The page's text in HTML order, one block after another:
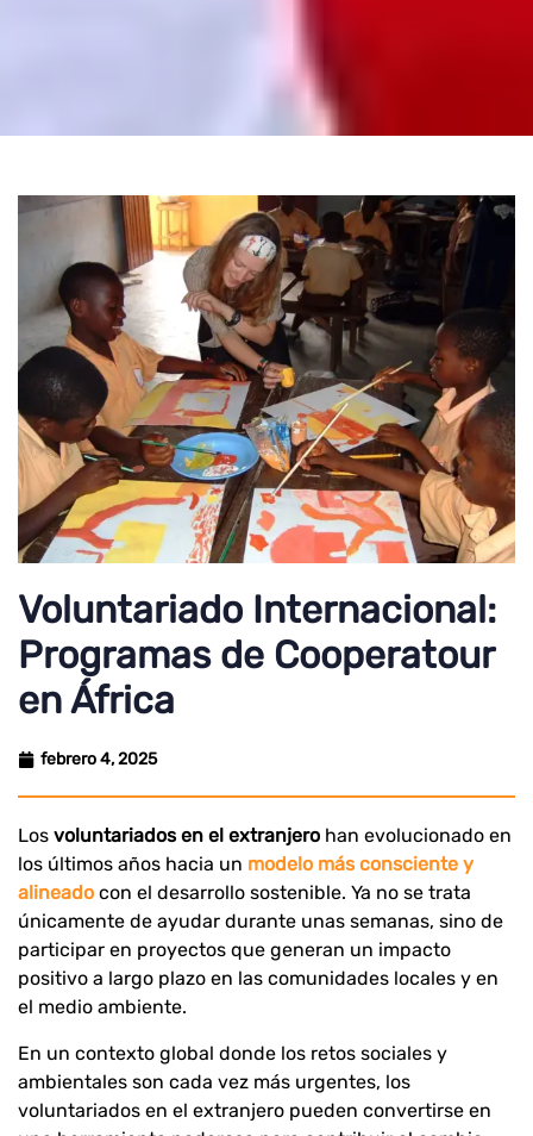
Voluntariado Internacional:
Programas de Cooperatour
en África
febrero 4, 2025
Los voluntariados en el extranjero han evolucionado en
los últimos años hacia un modelo más consciente y
alineado con el desarrollo sostenible. Ya no se trata
únicamente de ayudar durante unas semanas, sino de
participar en proyectos que generan un impacto
positivo a largo plazo en las comunidades locales y en
el medio ambiente.
En un contexto global donde los retos sociales y
ambientales son cada vez más urgentes, los
voluntariados en el extranjero pueden convertirse en